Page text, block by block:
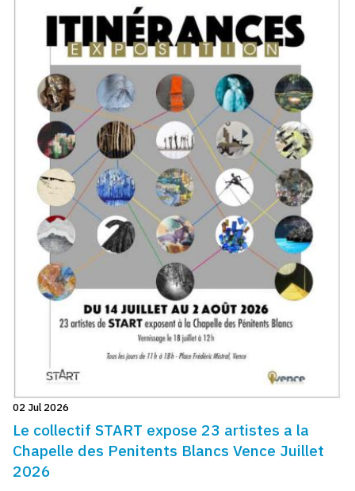
02 Jul 2026
Le collectif START expose 23 artistes a la
Chapelle des Penitents Blancs Vence Juillet
2026